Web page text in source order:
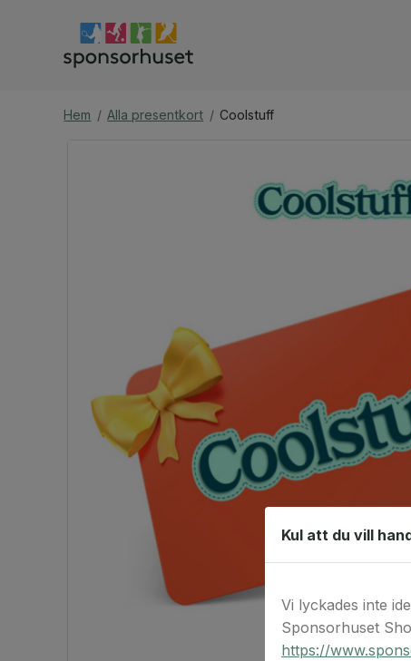
Hem / Alla presentkort / Coolstuff
Kul att du vill
Vi lyckades inte
Sponsorhuset
https://